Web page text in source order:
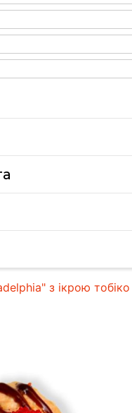
з ікрою тобіко